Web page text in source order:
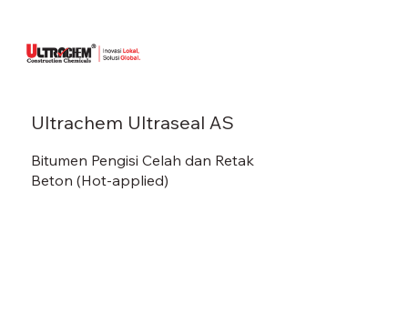
Ultrachem Ultraseal AS
Bitumen Pengisi Celah dan Retak
Beton (Hot-applied)